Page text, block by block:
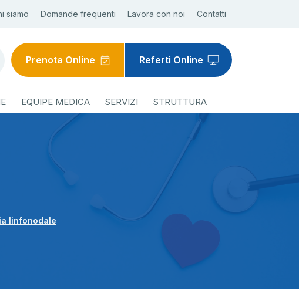
siamo Domande frequenti Lavora con noi Contatti
Prenota Online Referti Online
EQUIPE MEDICA SERVIZI STRUTTURA
linfonodale